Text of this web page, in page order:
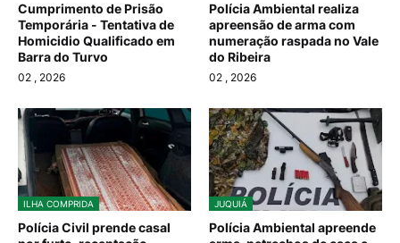
Cumprimento de Prisão
Temporária - Tentativa de
Homicidio Qualificado em
Barra do Turvo
02 , 2026
Polícia Ambiental realiza
apreensão de arma com
numeração raspada no Vale
do Ribeira
02 , 2026
ILHA COMPRIDA
Polícia Civil prende casal
JUQUIÁ
Polícia Ambiental apreende